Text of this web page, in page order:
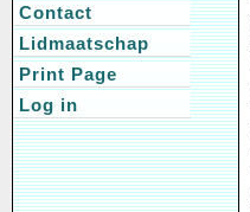
Contact
Lidmaatschap
Print Page
Log in